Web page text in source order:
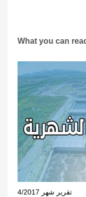
What you can
تقرير شهر 4/2017